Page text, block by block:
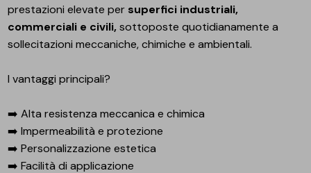
prestazioni elevate per superfici industriali,
commerciali e civili,sottoposte quotidianamente a
sollecitazioni meccaniche, chimiche e ambientali.
I vantaggi principali?
➡️ Alta resistenza meccanica e chimica
➡️ Impermeabilità e protezione
➡️ Personalizzazione estetica
➡️ Facilità di applicazione